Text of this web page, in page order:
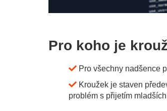
Pro koho je
Pro všechny nadšence
Kroužek je staven
problém s přijetím